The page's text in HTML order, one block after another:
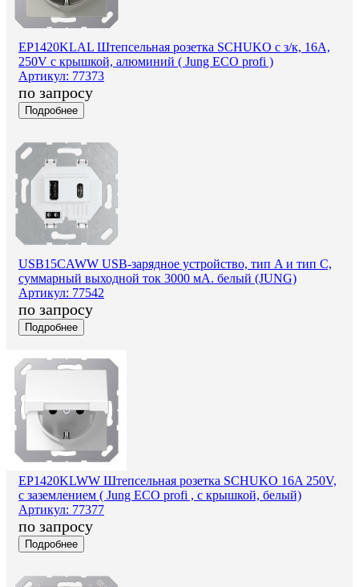
EP1420KLAL Штепсельная розетка SCHUKO с з/к, 16A,
250V с крышкой, алюминий ( Jung ECO profi )
Артикул: 77373
по запросу
Подробнее
USB15CAWW USB-зарядное устройство, тип A и тип C,
суммарный выходной ток 3000 мА. белый (JUNG)
Артикул: 77542
по запросу
Подробнее
EP1420KLWW Штепсельная розетка SCHUKO 16A 250V,
с заземлением ( Jung ECO profi , c крышкой, белый)
Артикул: 77377
по запросу
Подробнее